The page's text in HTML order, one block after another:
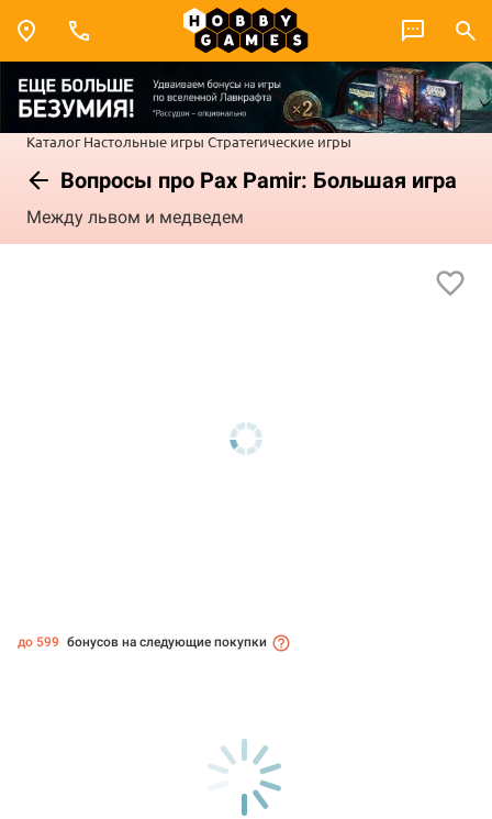
Каталог Настольные игры Стратегические игры
Вопросы про Pax Pamir: Большая игра
Между львом и медведем
до 599 бонусов на следующие покупки